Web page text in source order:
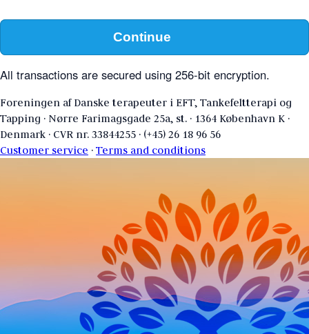
Continue
All transactions are secured using 256-bit encryption.
Foreningen af Danske terapeuter i EFT, Tankefeltterapi og
Tapping · Nørre Farimagsgade 25a, st. · 1364 København K ·
Denmark · CVR nr. 33844255 · (+45) 26 18 96 56
Customer service · Terms and conditions